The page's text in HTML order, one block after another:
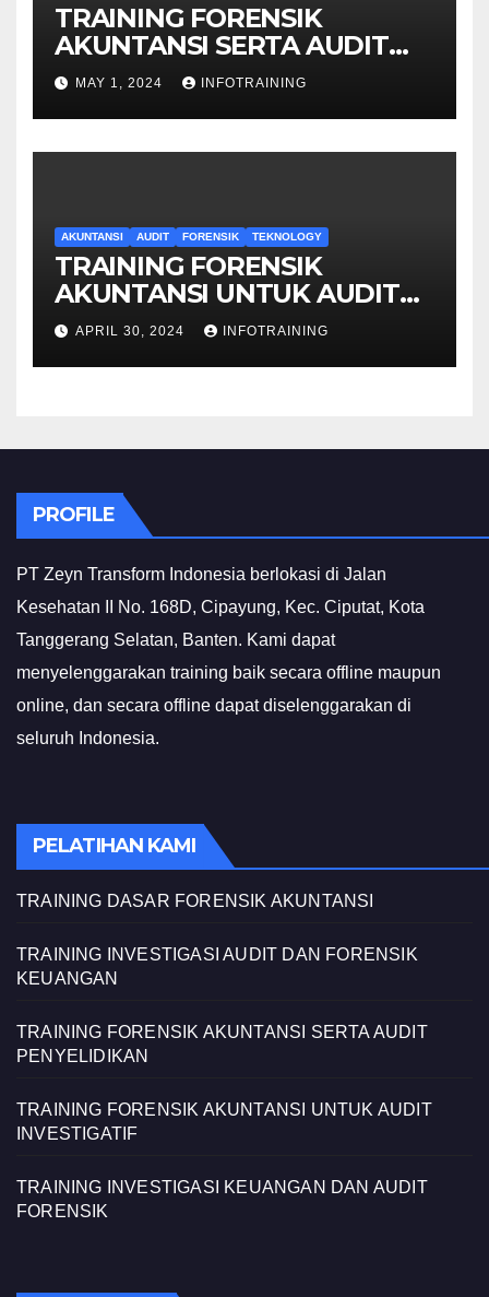
TRAINING FORENSIK
AKUNTANSI SERTA AUDIT
PENYELIDIKAN
MAY 1, 2024 INFOTRAINING
AKUNTANSI AUDIT FORENSIK TEKNOLOGY
TRAINING FORENSIK
AKUNTANSI UNTUK AUDIT
INVESTIGATIF
APRIL 30, 2024 INFOTRAINING
PROFILE
PT Zeyn Transform Indonesia berlokasi di Jalan
Kesehatan II No. 168D, Cipayung, Kec. Ciputat, Kota
Tanggerang Selatan, Banten. Kami dapat
menyelenggarakan training baik secara offline maupun
online, dan secara offline dapat diselenggarakan di
seluruh Indonesia.
PELATIHAN KAMI
TRAINING DASAR FORENSIK AKUNTANSI
TRAINING INVESTIGASI AUDIT DAN FORENSIK
KEUANGAN
TRAINING FORENSIK AKUNTANSI SERTA AUDIT
PENYELIDIKAN
TRAINING FORENSIK AKUNTANSI UNTUK AUDIT
INVESTIGATIF
TRAINING INVESTIGASI KEUANGAN DAN AUDIT
FORENSIK